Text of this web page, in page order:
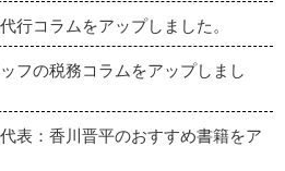
行コラムをアップしました。
フの税務コラムをアップしまし
表：香川晋平のおすすめ書籍をア